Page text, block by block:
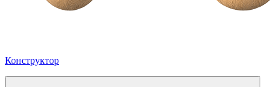
Конструктор